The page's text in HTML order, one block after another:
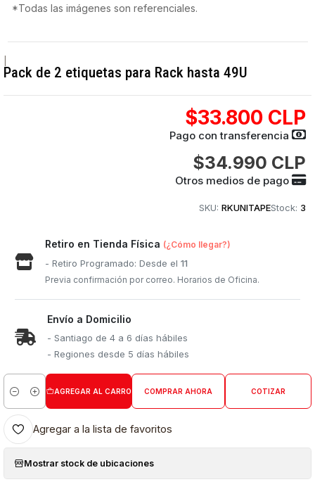
*Todas las imágenes son referenciales.
Pack de 2 etiquetas para Rack hasta 49U
$33.800 CLP
Pago con transferencia
$34.990 CLP
Otros medios de pago
SKU: RKUNITAPEStock: 3
Retiro en Tienda Física (¿Cómo llegar?)
- Retiro Programado: Desde el11
Previa confirmación por correo. Horarios de Oficina.
Envío a Domicilio
- Santiago de 4 a 6 días hábiles
- Regiones desde 5 días hábiles
Cantidad
AGREGAR AL CARRO COMPRAR AHORA COTIZAR
Agregar a la lista de favoritos
Mostrar stock de ubicaciones